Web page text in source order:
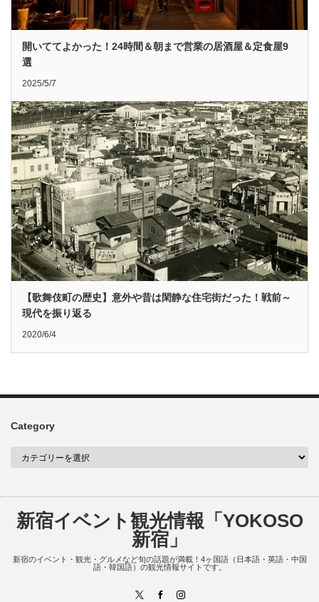
開いててよかった！24時間＆朝まで営業の居酒屋＆定食屋9
選
2025/5/7
【歌舞伎町の歴史】意外や昔は閑静な住宅街だった！戦前～
現代を振り返る
2020/6/4
Category
新宿イベント観光情報「YOKOSO
新宿」
新宿のイベント・観光・グルメなど旬の話題が満載！4ヶ国語（日本語・英語・中国
語・韓国語）の観光情報サイトです。
Facebook